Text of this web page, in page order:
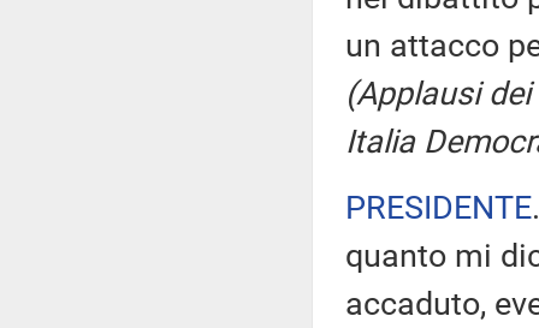
un attacco
(Applausi
Italia
PRESIDENTE
quanto mi
accaduto,